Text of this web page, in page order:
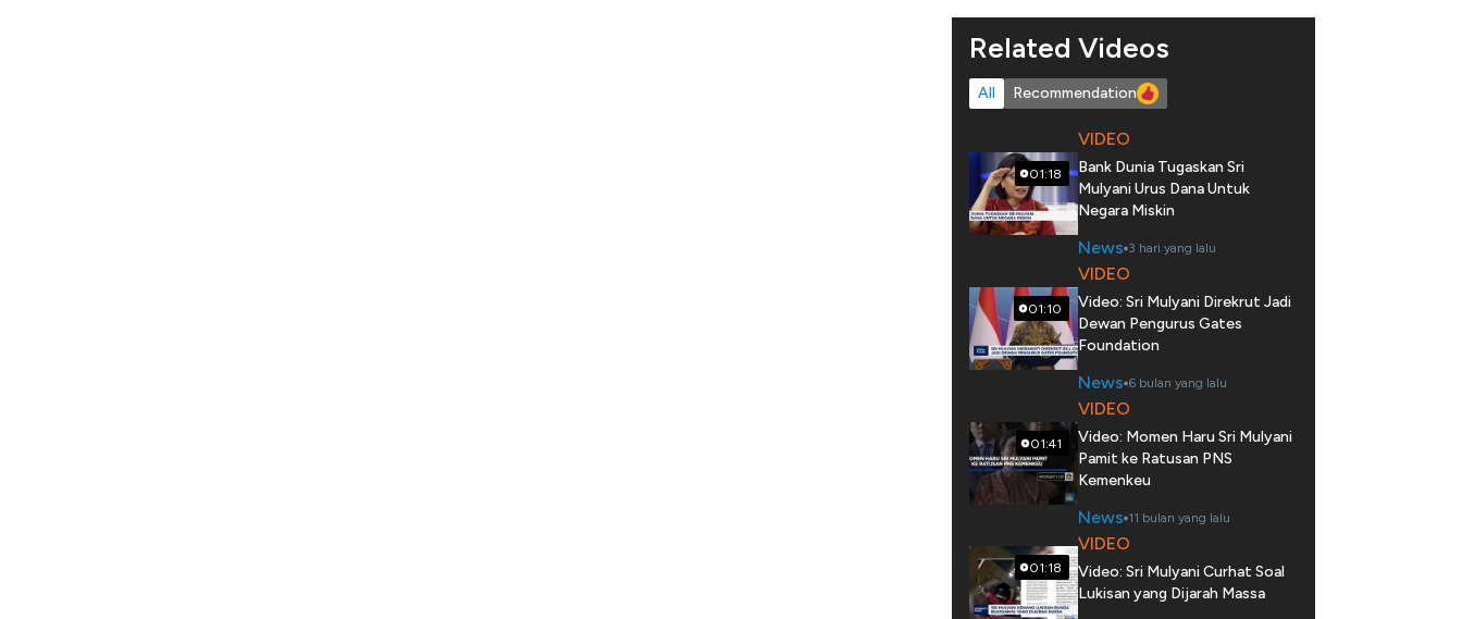
Related Videos
All Recommendation
01:18
VIDEO
Bank Dunia Tugaskan Sri
Mulyani Urus Dana Untuk
Negara Miskin
News 3 hari yang lalu
01:10
VIDEO
Video: Sri Mulyani Direkrut Jadi
Dewan Pengurus Gates
Foundation
News 6 bulan yang lalu
01:41
VIDEO
Video: Momen Haru Sri Mulyani
Pamit ke Ratusan PNS
Kemenkeu
News 11 bulan yang lalu
01:18
VIDEO
Video: Sri Mulyani Curhat Soal
Lukisan yang Dijarah Massa